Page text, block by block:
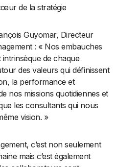
de la stratégie
Guyomar, Directeur
: « Nos embauches
de chaque
des valeurs qui définissent
la performance et
nos missions quotidiennes et
les consultants qui nous
vision. »
c’est non seulement
mais c’est également